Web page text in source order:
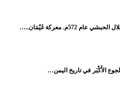
عام 572م. معركة غَيْمَان..…